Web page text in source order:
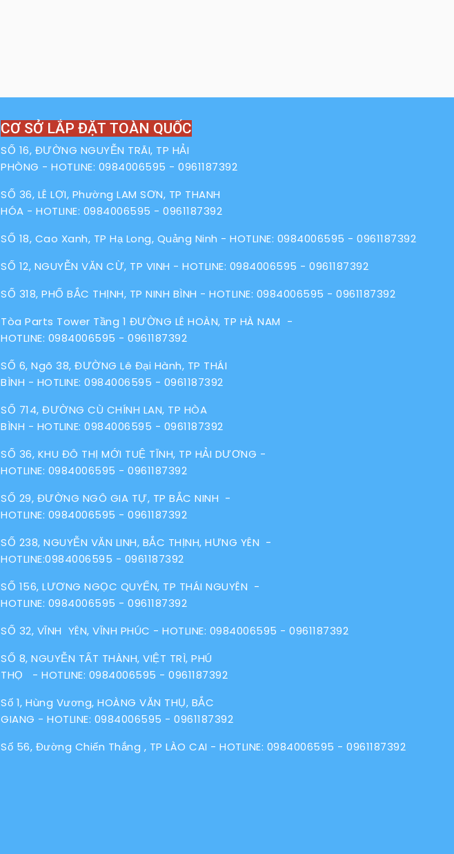
CƠ SỞ LẮP ĐẶT TOÀN QUỐC
SỐ 16, ĐƯỜNG NGUYỄN TRÃI, TP HẢI
PHÒNG - HOTLINE: 0984006595 - 0961187392
SỐ 36, LÊ LỢI, Phường LAM SƠN, TP THANH
HÓA - HOTLINE: 0984006595 - 0961187392
SỐ 18, Cao Xanh, TP Hạ Long, Quảng Ninh - HOTLINE: 0984006595 - 0961187392
SỐ 12, NGUYỄN VĂN CỪ, TP VINH - HOTLINE: 0984006595 - 0961187392
SỐ 318, PHỐ BẮC THỊNH, TP NINH BÌNH - HOTLINE: 0984006595 - 0961187392
Tòa Parts Tower Tầng 1 ĐƯỜNG LÊ HOÀN, TP HÀ NAM -
HOTLINE: 0984006595 - 0961187392
SỐ 6, Ngõ 38, ĐƯỜNG Lê Đại Hành, TP THÁI
BÌNH - HOTLINE: 0984006595 - 0961187392
SỐ 714, ĐƯỜNG CÙ CHÍNH LAN, TP HÒA
BÌNH - HOTLINE: 0984006595 - 0961187392
SỐ 36, KHU ĐÔ THỊ MỚI TUỆ TĨNH, TP HẢI DƯƠNG -
HOTLINE: 0984006595 - 0961187392
SỐ 29, ĐƯỜNG NGÔ GIA TỰ, TP BẮC NINH -
HOTLINE: 0984006595 - 0961187392
SỐ 238, NGUYỄN VĂN LINH, BẮC THỊNH, HƯNG YÊN -
HOTLINE:0984006595 - 0961187392
SỐ 156, LƯƠNG NGỌC QUYẾN, TP THÁI NGUYÊN -
HOTLINE: 0984006595 - 0961187392
SỐ 32, VĨNH YÊN, VĨNH PHÚC - HOTLINE: 0984006595 - 0961187392
SỐ 8, NGUYỄN TẤT THÀNH, VIỆT TRÌ, PHÚ
THỌ - HOTLINE: 0984006595 - 0961187392
Số 1, Hùng Vương, HOÀNG VĂN THỤ, BẮC
GIANG - HOTLINE: 0984006595 - 0961187392
Số 56, Đường Chiến Thắng , TP LÀO CAI - HOTLINE: 0984006595 - 0961187392